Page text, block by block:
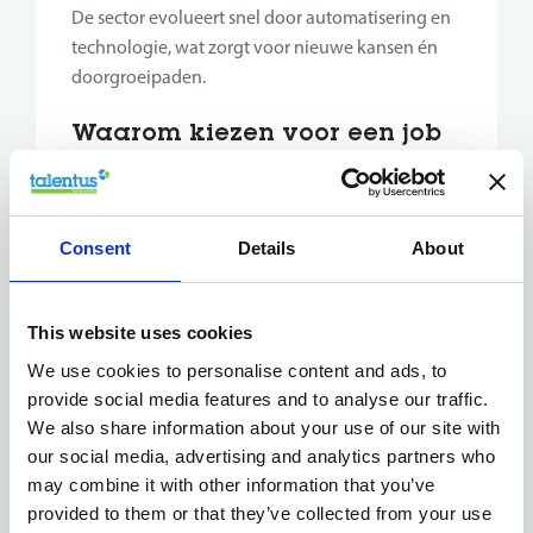
Consent Details About
This website uses cookies
We use cookies to personalise content and ads, to
provide social media features and to analyse our traffic.
We also share information about your use of our site with
our social media, advertising and analytics partners who
may combine it with other information that you’ve
provided to them or that they’ve collected from your use
De sector evolueert snel door automatisering en
technologie, wat zorgt voor nieuwe kansen én
doorgroeipaden.
Waarom kiezen voor een job
in productie?
Stabiele sector vol toekomstkansen
Variatie in taken, verantwoordelijkheden én
Een rol met impact op het eindproduct én het
team
Nauwkeurigheid en
verantwoordelijkheidszin
maken jou waardevol